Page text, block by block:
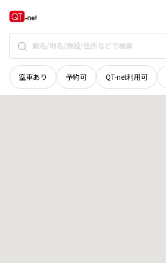
空車あり 予約可 QT-net利用可
青森県